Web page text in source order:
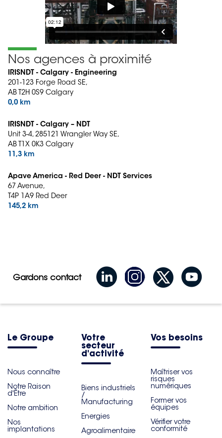
Nos agences à proximité
IRISNDT - Calgary - Engineering
201-123 Forge Road SE,
AB T2H 0S9 Calgary
0,0 km
IRISNDT - Calgary – NDT
Unit 3-4, 285121 Wrangler Way SE,
AB T1X 0K3 Calgary
11,3 km
Apave America - Red Deer - NDT Services
67 Avenue,
T4P 1A9 Red Deer
145,2 km
Gardons contact
Le Groupe
Nous connaître
Notre Raison
d'Être
Notre ambition
Nos
implantations
Votre
secteur
d'activité
Biens industriels
/
Manufacturing
Energies
Agroalimentaire
Vos besoins
Maîtriser vos
risques
numériques
Former vos
équipes
Vérifier votre
conformité